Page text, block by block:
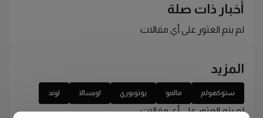
أخبار ذات صلة
لم يتم العثور على أي مقالات
المزيد
ستوكهولم مالمو يوتوبوري اوبسالا لوند
لم يتم العثور على أي مقالات